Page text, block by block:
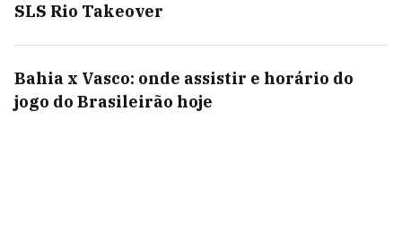
SLS Rio Takeover
Bahia x Vasco: onde assistir e horário do
jogo do Brasileirão hoje